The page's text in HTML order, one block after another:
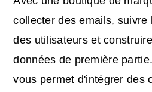
collecter des emails, suivre
des utilisateurs et
données de première
vous permet d'intégrer des